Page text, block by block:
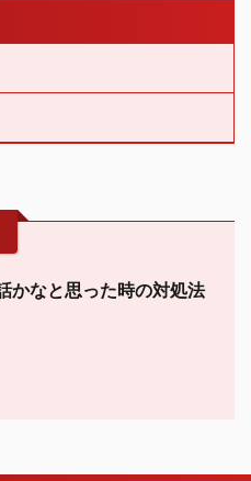
かなと思った時の対処法